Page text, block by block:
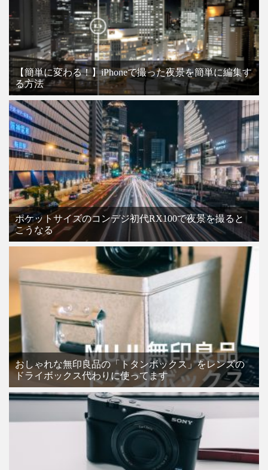
【簡単に変わる！】iPhoneで撮った夜景を簡単に編集す
る方法
ポケットサイズのコンデジ初代RX100で夜景を撮ると
こうなる
おしゃれな無印良品の「トタンボックス」をレンズの
ドライボックス代わりに使ってます